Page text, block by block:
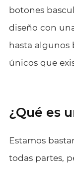
botones
diseño con
hasta algunos
únicos que
¿Qué es
Estamos
todas partes,